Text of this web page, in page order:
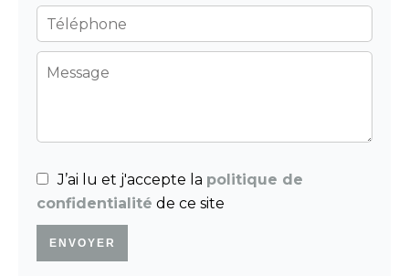
J’ai lu et j'accepte la politique de
confidentialité de ce site
ENVOYER